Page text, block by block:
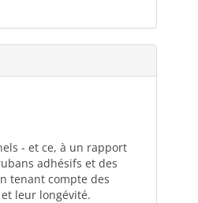
- et ce, à un rapport
adhésifs et des
tenant compte des
leur longévité.